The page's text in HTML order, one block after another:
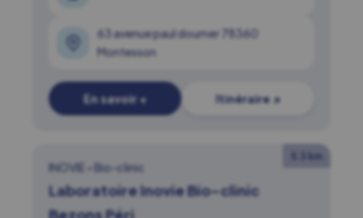
63 avenue paul doumer 78360
Montesson
En savoir + Itinéraire ↗
5.3 km
INOVIE • Bio-clinic
Laboratoire Inovie Bio-clinic